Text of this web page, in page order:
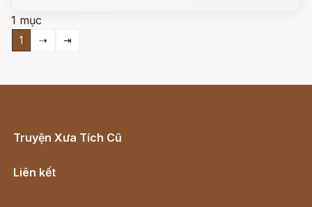
1 mục
1 ⇢ ⇥
Truyện Xưa Tích Cũ
Liên kết